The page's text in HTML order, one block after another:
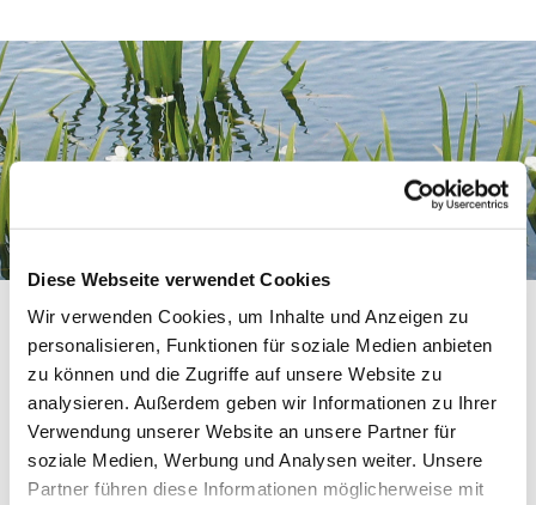
Diese Webseite verwendet Cookies
Wir verwenden Cookies, um Inhalte und Anzeigen zu
personalisieren, Funktionen für soziale Medien anbieten
zu können und die Zugriffe auf unsere Website zu
analysieren. Außerdem geben wir Informationen zu Ihrer
Verwendung unserer Website an unsere Partner für
soziale Medien, Werbung und Analysen weiter. Unsere
Partner führen diese Informationen möglicherweise mit
Organigramm